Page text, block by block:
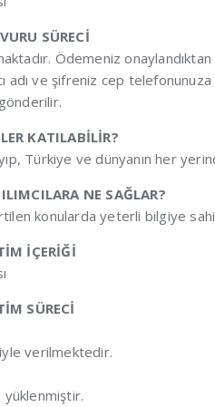
SÜRECİ
Ödemeniz
adı ve şifreniz cep
KATILABİLİR?
Türkiye ve dünyanın her
NE SAĞLAR?
konularda yeterli bilgiye
İÇERİĞİ
SÜRECİ
verilmektedir.